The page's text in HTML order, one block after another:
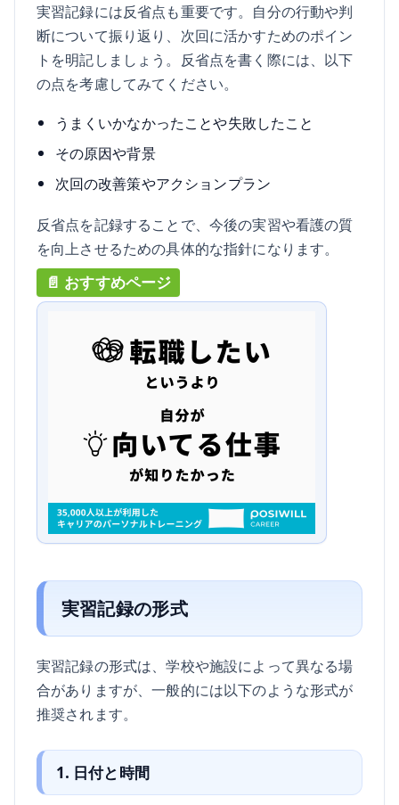
実習記録には反省点も重要です。自分の行動や判
断について振り返り、次回に活かすためのポイン
トを明記しましょう。反省点を書く際には、以下
の点を考慮してみてください。
うまくいかなかったことや失敗したこと
その原因や背景
次回の改善策やアクションプラン
反省点を記録することで、今後の実習や看護の質
を向上させるための具体的な指針になります。
実習記録の形式
実習記録の形式は、学校や施設によって異なる場
合がありますが、一般的には以下のような形式が
推奨されます。
1. 日付と時間